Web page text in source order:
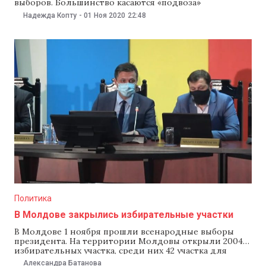
выборов. Большинство касаются «подвоза»
избирателей и блокирование трасс, по которым ехали
голосовать жители Приднестровья. Замглавы
сообщил, что полиция самостоятельно проверила
304 случая потенциальных нарушений. ГИП начал
уголовный процесс по факту блокирования доступа
на
Надежда Копту - 01 Ноя 2020 22:48
Политика
В Молдове закрылись избирательные участки
В Молдове 1 ноября прошли всенародные выборы
президента. На территории Молдовы открыли 2004
избирательных участка, среди них 42 участка для
голосования граждан Молдовы, проживающих в
Александра Батанова